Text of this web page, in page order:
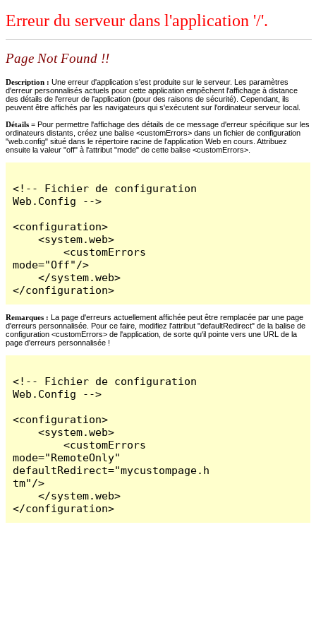
Erreur du serveur dans l'application '/'.
Page Not Found !!
Description : Une erreur d'application s'est produite sur le serveur. Les paramètres
d'erreur personnalisés actuels pour cette application empêchent l'affichage à distance
des détails de l'erreur de l'application (pour des raisons de sécurité). Cependant, ils
peuvent être affichés par les navigateurs qui s'exécutent sur l'ordinateur serveur local.
Détails = Pour permettre l'affichage des détails de ce message d'erreur spécifique sur les
ordinateurs distants, créez une balise <customErrors> dans un fichier de configuration
"web.config" situé dans le répertoire racine de l'application Web en cours. Attribuez
ensuite la valeur "off" à l'attribut "mode" de cette balise <customErrors>.
<!-- Fichier de configuration
Web.Config -->
<configuration>
    <system.web>
        <customErrors
mode="Off"/>
    </system.web>
</configuration>
Remarques : La page d'erreurs actuellement affichée peut être remplacée par une page
d'erreurs personnalisée. Pour ce faire, modifiez l'attribut "defaultRedirect" de la balise de
configuration <customErrors> de l'application, de sorte qu'il pointe vers une URL de la
page d'erreurs personnalisée !
<!-- Fichier de configuration
Web.Config -->
<configuration>
    <system.web>
        <customErrors
mode="RemoteOnly"
defaultRedirect="mycustompage.h
tm"/>
    </system.web>
</configuration>